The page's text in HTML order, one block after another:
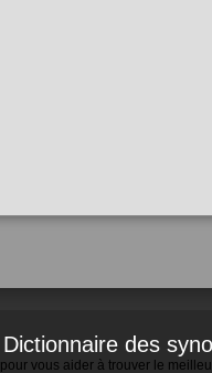
Dictionnaire des
pour vous aider à trouver le